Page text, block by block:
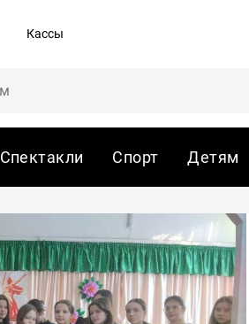
Кассы
Спектакли Спорт Детям